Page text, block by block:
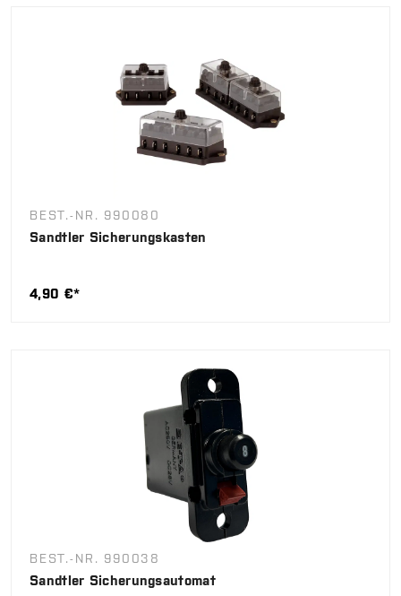
BEST.-NR. 990080
Sandtler Sicherungskasten
4,90 €*
BEST.-NR. 990038
Sandtler Sicherungsautomat